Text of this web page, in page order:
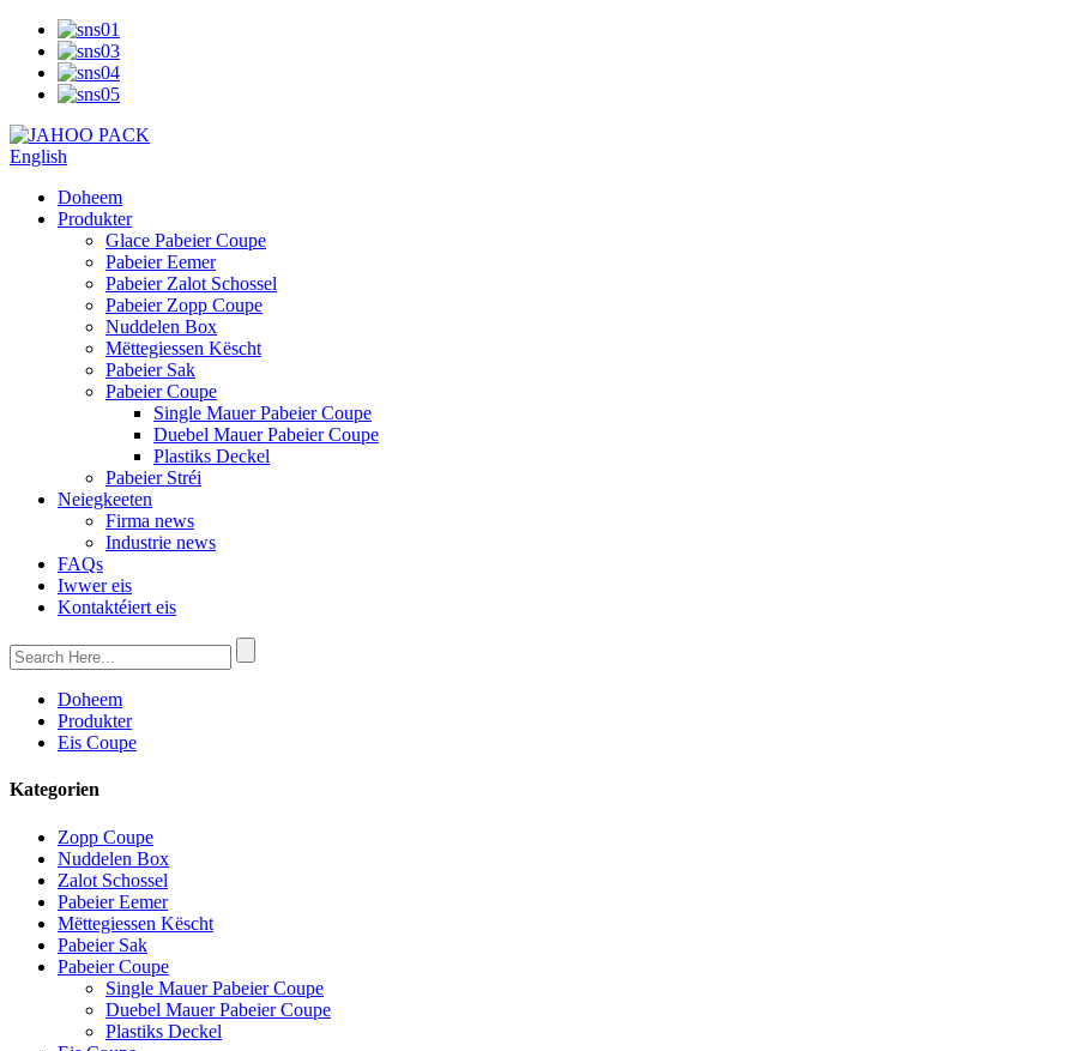
English
Doheem
Produkter
Glace Pabeier Coupe
Pabeier Eemer
Pabeier Zalot Schossel
Pabeier Zopp Coupe
Nuddelen Box
Mëttegiessen Këscht
Pabeier Sak
Pabeier Coupe
Single Mauer Pabeier Coupe
Duebel Mauer Pabeier Coupe
Plastiks Deckel
Pabeier Stréi
Neiegkeeten
Firma news
Industrie news
FAQs
Iwwer eis
Kontaktéiert eis
Doheem
Produkter
Eis Coupe
Kategorien
Zopp Coupe
Nuddelen Box
Zalot Schossel
Pabeier Eemer
Mëttegiessen Këscht
Pabeier Sak
Pabeier Coupe
Single Mauer Pabeier Coupe
Duebel Mauer Pabeier Coupe
Plastiks Deckel